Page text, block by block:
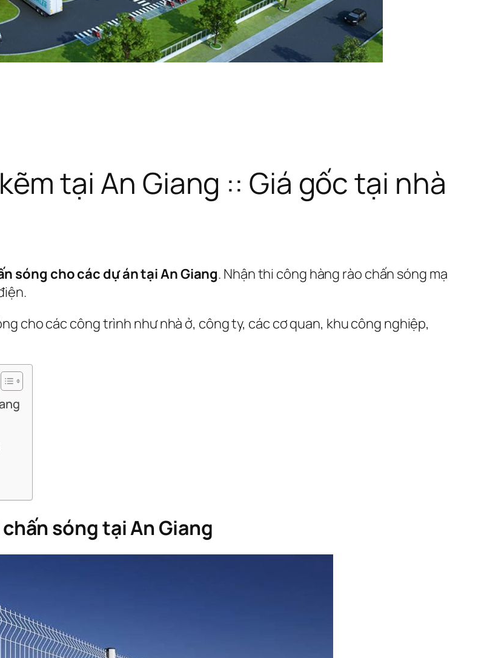
tại An Giang :: Giá gốc tại nhà
sóng cho các dự án tại An Giang. Nhận thi công hàng rào chấn sóng mạ
cho các công trình như nhà ở, công ty, các cơ quan, khu công nghiệp,
sóng tại An Giang